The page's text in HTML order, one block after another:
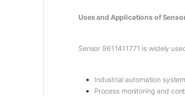
Uses and Applications of
Sensor 9611411771 is widely
Industrial automation
Process monitoring and